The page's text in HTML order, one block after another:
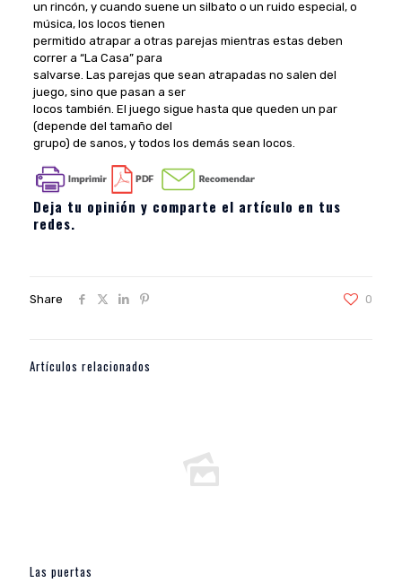
un rincón, y cuando suene un silbato o un ruido especial, o
música, los locos tienen
permitido atrapar a otras parejas mientras estas deben
correr a “La Casa” para
salvarse. Las parejas que sean atrapadas no salen del
juego, sino que pasan a ser
locos también. El juego sigue hasta que queden un par
(depende del tamaño del
grupo) de sanos, y todos los demás sean locos.
Deja tu opinión y comparte el artículo en tus
redes.
Share 0
Artículos relacionados
Las puertas